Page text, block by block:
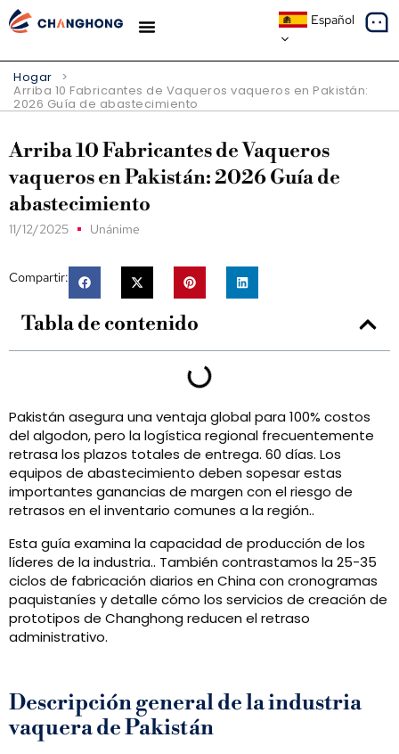
Español
Hogar >
Arriba 10 Fabricantes de Vaqueros vaqueros en Pakistán:
2026 Guía de abastecimiento
Arriba 10 Fabricantes de Vaqueros
vaqueros en Pakistán: 2026 Guía de
abastecimiento
11/12/2025 Unánime
Compartir:
Tabla de contenido
Pakistán asegura una ventaja global para 100% costos
del algodon, pero la logística regional frecuentemente
retrasa los plazos totales de entrega. 60 días. Los
equipos de abastecimiento deben sopesar estas
importantes ganancias de margen con el riesgo de
retrasos en el inventario comunes a la región..
Esta guía examina la capacidad de producción de los
líderes de la industria.. También contrastamos la 25-35
ciclos de fabricación diarios en China con cronogramas
paquistaníes y detalle cómo los servicios de creación de
prototipos de Changhong reducen el retraso
administrativo.
Descripción general de la industria
vaquera de Pakistán